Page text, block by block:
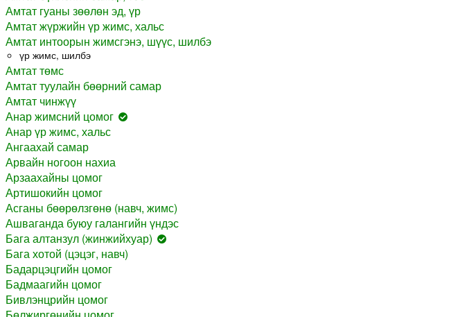
Амтат гуаны зөөлөн эд, үр
Амтат жүржийн үр жимс, хальс
Амтат интоорын жимсгэнэ, шүүс, шилбэ
үр жимс, шилбэ
Амтат төмс
Амтат туулайн бөөрний самар
Амтат чинжүү
Анар жимсний цомог
Анар үр жимс, хальс
Ангаахай самар
Арвайн ногоон нахиа
Арзаахайны цомог
Артишокийн цомог
Асганы бөөрөлзгөнө (навч, жимс)
Ашваганда буюу галангийн үндэс
Бага алтанзул (жинжийхуар)
Бага хотой (цэцэг, навч)
Бадарцэцгийн цомог
Бадмаагийн цомог
Бивлэнцрийн цомог